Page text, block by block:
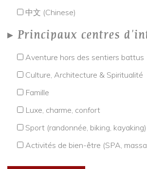
中文 (Chinese)
Principaux centres
Aventure hors des sentiers battus
Culture, Architecture & Spiritualité
Famille
Luxe, charme, confort
Sport (randonnée, biking, kayaking)
Activités de bien-être (SPA,